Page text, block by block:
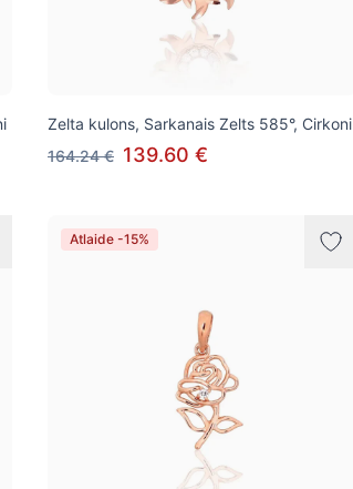
Zelta kulons, Sarkanais Zelts 585°, Cirkoni
164.24 € 139.60 €
Atlaide -15%